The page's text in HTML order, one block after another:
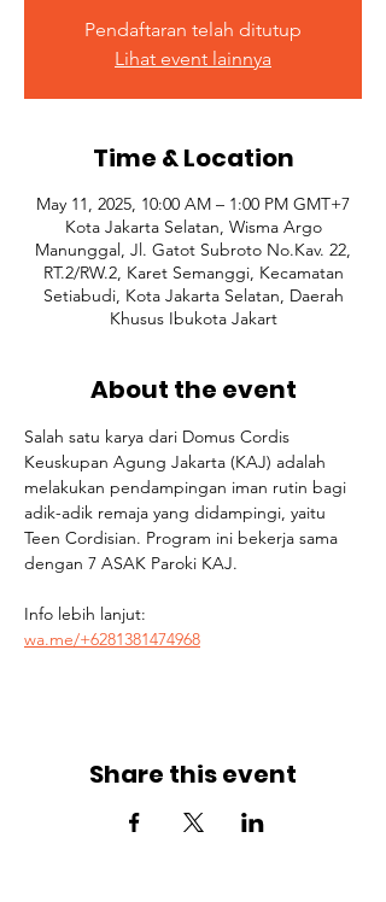
Pendaftaran telah ditutup
Lihat event lainnya
Time & Location
May 11, 2025, 10:00 AM – 1:00 PM GMT+7
Kota Jakarta Selatan, Wisma Argo
Manunggal, Jl. Gatot Subroto No.Kav. 22,
RT.2/RW.2, Karet Semanggi, Kecamatan
Setiabudi, Kota Jakarta Selatan, Daerah
Khusus Ibukota Jakart
About the event
Salah satu karya dari Domus Cordis
Keuskupan Agung Jakarta (KAJ) adalah
melakukan pendampingan iman rutin bagi
adik-adik remaja yang didampingi, yaitu
Teen Cordisian. Program ini bekerja sama
dengan 7 ASAK Paroki KAJ.
Info lebih lanjut:
wa.me/+6281381474968
Share this event